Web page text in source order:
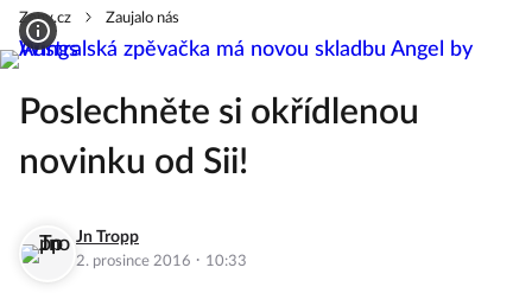
Zeny.cz Zaujalo nás
Poslechněte si okřídlenou
novinku od Sii!
Jn Tropp
2. prosince 2016 · 10:33